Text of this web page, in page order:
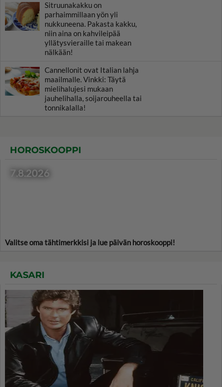
Sitruunakakku on
parhaimmillaan yön yli
nukkuneena. Pakasta kakku,
niin aina on kahvileipää
yllätysvieraille tai makean
nälkään!
Cannellonit ovat Italian lahja
maailmalle. Vinkki: Täytä
mielihalujesi mukaan
jauhelihalla, soijarouheella tai
tonnikalalla!
HOROSKOOPPI
7.8.2026
Valitse oma tähtimerkkisi ja lue päivän horoskooppi!
KASARI